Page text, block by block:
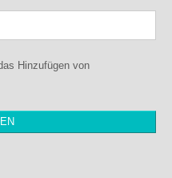
Hinzufügen von